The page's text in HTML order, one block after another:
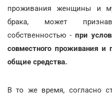
проживания женщины и
брака, может
собственностью - при
совместного проживания и
общие средства.
В то же время, согласно